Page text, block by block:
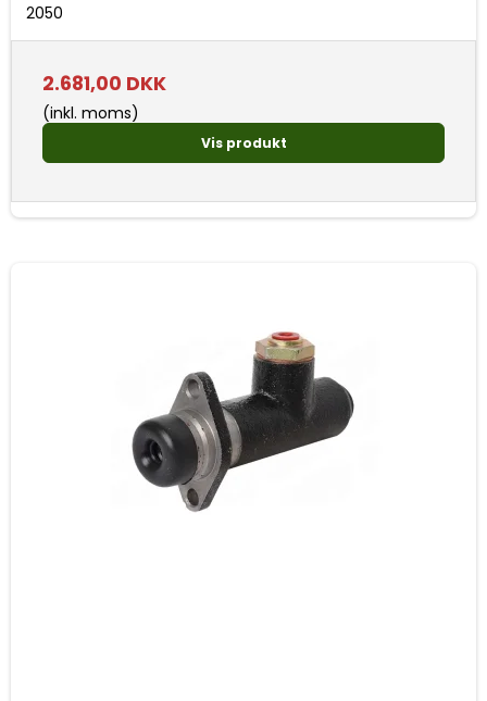
2050
2.681,00 DKK
(inkl. moms)
Vis produkt